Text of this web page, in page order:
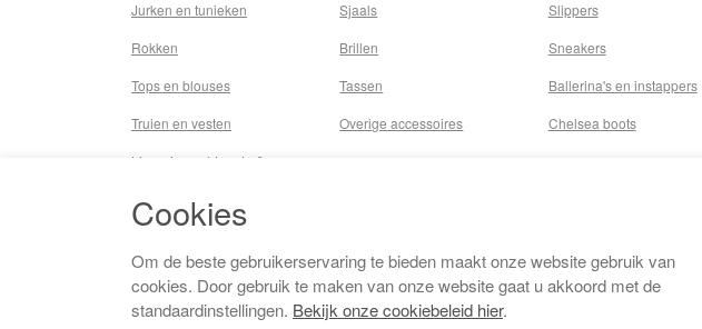
Jurken en tunieken
Rokken
Tops en blouses
Truien en vesten
Lingerie,nachtmode &
Badkleding
Beenmode
Vermaakkosten
Sjaals
Brillen
Tassen
Overige accessoires
Slippers
Sneakers
Ballerina's en instappers
Chelsea boots
Cookies
Om de beste gebruikerservaring te bieden maakt onze website gebruik van
cookies. Door gebruik te maken van onze website gaat u akkoord met de
standaardinstellingen. Bekijk onze cookiebeleid hier.